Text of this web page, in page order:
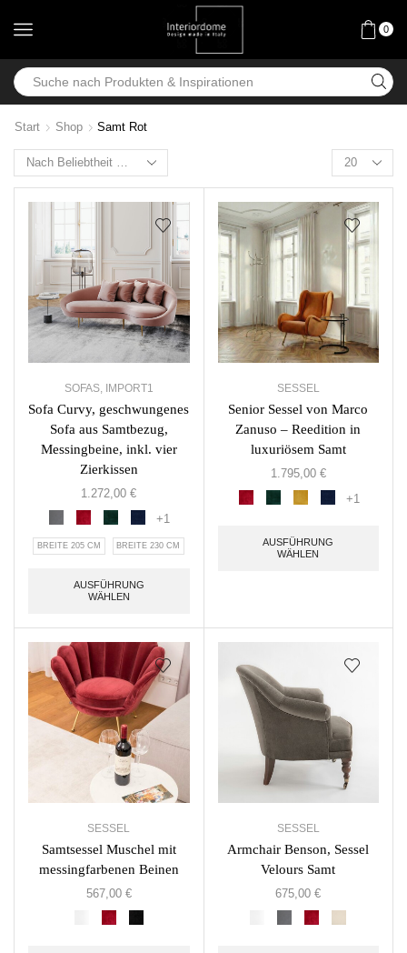
0
Start Shop Samt Rot
SOFAS, IMPORT1
Sofa Curvy, geschwungenes
Sofa aus Samtbezug,
Messingbeine, inkl. vier
Zierkissen
1.272,00€
+1
BREITE 205 CM BREITE 230 CM
AUSFÜHRUNG
WÄHLEN
SESSEL
Senior Sessel von Marco
Zanuso – Reedition in
luxuriösem Samt
1.795,00 €
+1
AUSFÜHRUNG
WÄHLEN
SESSEL
Samtsessel Muschel mit
messingfarbenen Beinen
567,00 €
SESSEL
Armchair Benson, Sessel
Velours Samt
675,00€